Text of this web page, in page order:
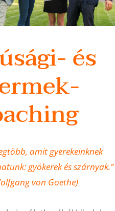
és
amit gyerekeinknek
gyökerek és szárnyak.”
von Goethe)